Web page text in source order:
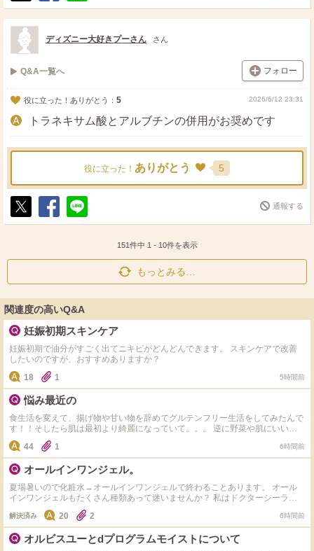
ポ
ス
ト
シ
ェ
送
る
ディズニー大好きプーさん さん
Q&A一覧へ フォロー
役に立った！ありがとう： 5 2026/6/12 23:31
トラネキサム酸とアルブチンの併用がお奨めです
役に立った！ ありがとう 5
ポ
シ
送
通報する
151件中 1 - 10件を表示
もっとみる…
関連度の高いQ&A
妊娠初期スキンケア
妊娠初期で油分がすごく出てニキビがどんどんできます。 スキンケアで改善
したいのですが、おすすめありますか？
18
1 5時間前
悩み最近の
食生活を変えて、揚げ物や甘い物を辞めてグルテンフリー生活をしてみたんで
す！！そしたら肌は最初より綺麗になっていて。。。 逆に野菜や肌にいいも
のしか食べれず 揚げ物や小麦やお菓子や米、味が濃ゆい物が食べるのが怖く
なり、また食べたら増えるんじゃないかとか思って食べれなくて、どうしたら
いいでしょうか？ 皮膚科には通っていて生理前に出来るはしょうがないと思
ってるんですけど皆さんはどうしてますか？
44 1 6時間前
オールインワンジェル。
夏場暑いので化粧水→オールインワンジェルで終わることあります。 オール
インワンジェルもたくさん種類あって迷いませんか？ 私はドクターシーラボ
のセンシティブジェル敏感肌用を使用してます。 オススメのオールインワン
ジェルありますか？カルテHD、アクアレーベル、ちふれ、コラリッチ、マナ
ラは使ったことありなので。これ以外でオススメ教えて下さい。
解決済み 20 2 6時間前
オルビスユーとdプログラムモイストについて